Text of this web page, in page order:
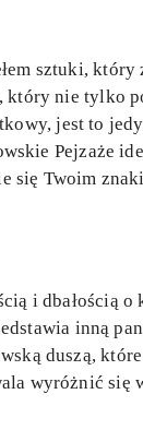
sztuki, który
który nie tylko
jest to
Pejzaże
się Twoim
i dbałością o
inną
duszą, które
wyróżnić się